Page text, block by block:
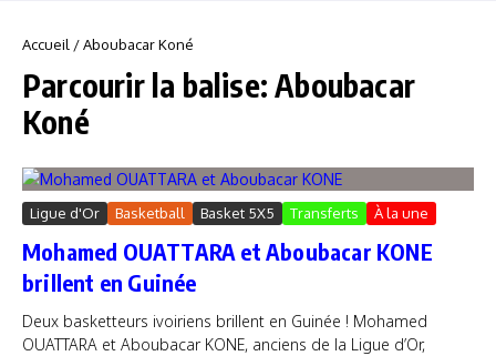
Accueil /Aboubacar Koné
Parcourir la balise: Aboubacar
Koné
Ligue d'Or Basketball Basket 5X5 Transferts À la une
Mohamed OUATTARA et Aboubacar KONE
brillent en Guinée
Deux basketteurs ivoiriens brillent en Guinée ! Mohamed
OUATTARA et Aboubacar KONE, anciens de la Ligue d’Or,